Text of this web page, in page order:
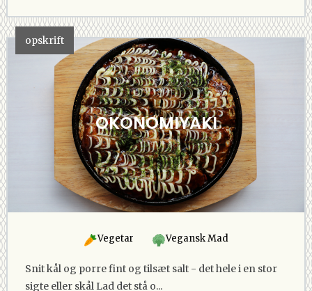
opskrift
OKONOMIYAKI
Vegetar Vegansk Mad
Snit kål og porre fint og tilsæt salt - det hele i en stor
sigte eller skål Lad det stå o...